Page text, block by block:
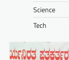
Science
Tech